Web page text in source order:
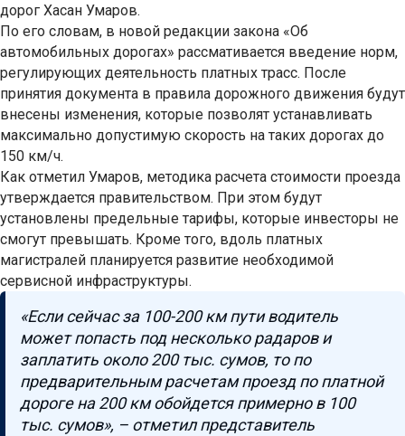
дорог Хасан Умаров.
По его словам, в новой редакции закона «Об
автомобильных дорогах» рассмативается введение норм,
регулирующих деятельность платных трасс. После
принятия документа в правила дорожного движения будут
внесены изменения, которые позволят устанавливать
максимально допустимую скорость на таких дорогах до
150 км/ч.
Как отметил Умаров, методика расчета стоимости проезда
утверждается правительством. При этом будут
установлены предельные тарифы, которые инвесторы не
смогут превышать. Кроме того, вдоль платных
магистралей планируется развитие необходимой
сервисной инфраструктуры.
«Если сейчас за 100-200 км пути водитель
может попасть под несколько радаров и
заплатить около 200 тыс. сумов, то по
предварительным расчетам проезд по платной
дороге на 200 км обойдется примерно в 100
тыс. сумов», – отметил представитель